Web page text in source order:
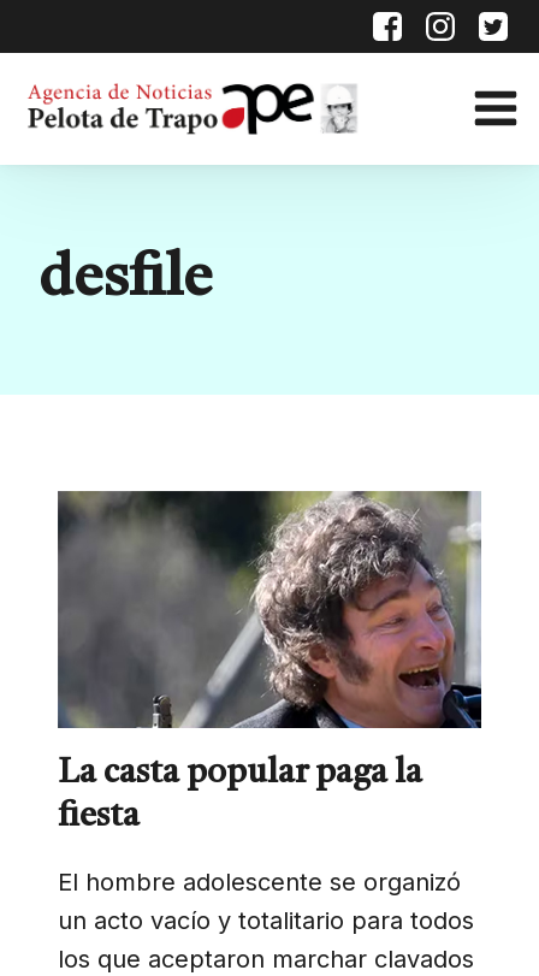
Etiqueta:
desfile
La casta popular paga la
fiesta
El hombre adolescente se organizó
un acto vacío y totalitario para todos
los que aceptaron marchar clavados